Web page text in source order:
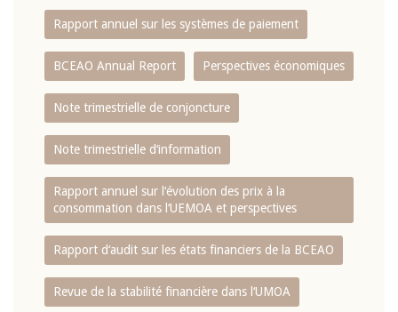
Rapport annuel sur les systèmes de paiement
BCEAO Annual Report Perspectives économiques
Note trimestrielle de conjoncture
Note trimestrielle d‘information
Rapport annuel sur l‘évolution des prix à la
consommation dans l‘UEMOA et perspectives
Rapport d‘audit sur les états financiers de la BCEAO
Revue de la stabilité financière dans l‘UMOA